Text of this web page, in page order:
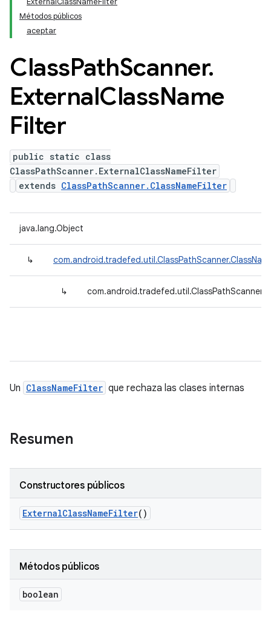
Métodos públicos
aceptar
ClassPathScanner.
ExternalClassName
Filter
public static class
ClassPathScanner.ExternalClassNameFilter
extends ClassPathScanner.ClassNameFilter
java.lang.Object
↳
↳
Un ClassNameFilter que rechaza las clases internas
Resumen
Constructores públicos
ExternalClassNameFilter()
Métodos públicos
boolean